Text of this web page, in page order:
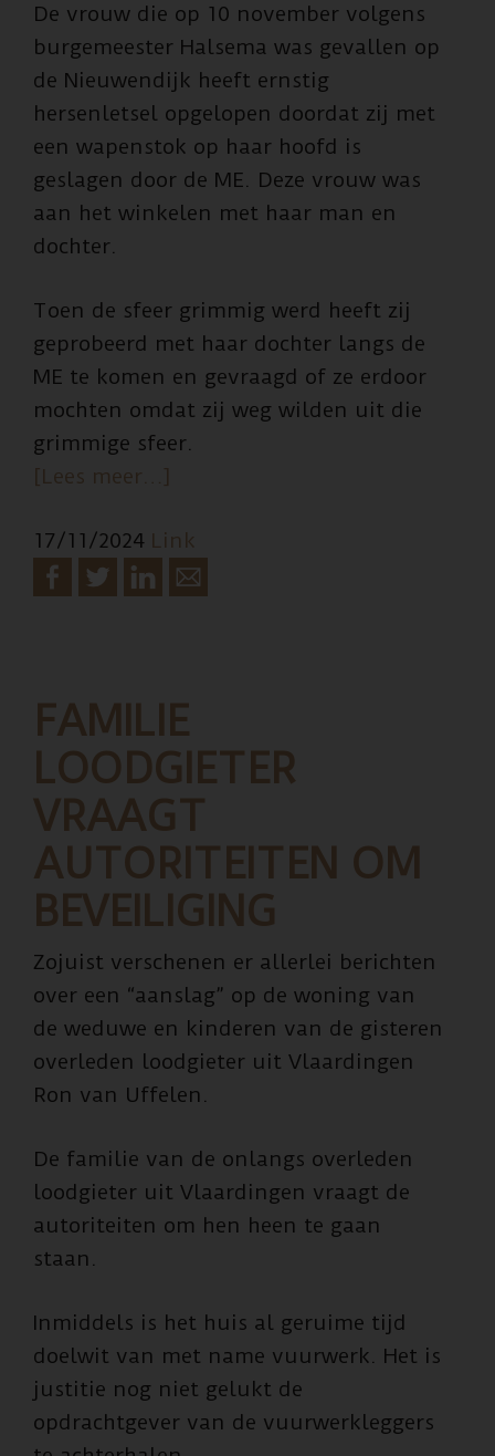
De vrouw die op 10 november volgens
burgemeester Halsema was gevallen op
de Nieuwendijk heeft ernstig
hersenletsel opgelopen doordat zij met
een wapenstok op haar hoofd is
geslagen door de ME. Deze vrouw was
aan het winkelen met haar man en
dochter.
Toen de sfeer grimmig werd heeft zij
geprobeerd met haar dochter langs de
ME te komen en gevraagd of ze erdoor
mochten omdat zij weg wilden uit die
grimmige sfeer.
[Lees meer…]
gevallen
maar
zich
horen
17/11/2024 Link
FAMILIE
LOODGIETER
VRAAGT
AUTORITEITEN OM
BEVEILIGING
Zojuist verschenen er allerlei berichten
over een “aanslag” op de woning van
de weduwe en kinderen van de gisteren
overleden loodgieter uit Vlaardingen
Ron van Uffelen.
De familie van de onlangs overleden
loodgieter uit Vlaardingen vraagt de
autoriteiten om hen heen te gaan
staan.
Inmiddels is het huis al geruime tijd
doelwit van met name vuurwerk. Het is
justitie nog niet gelukt de
opdrachtgever van de vuurwerkleggers